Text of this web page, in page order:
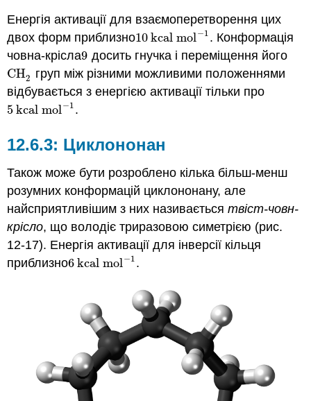
Енергія активації для взаємоперетворення цих
двох форм приблизно10 kcal mol−1
10 kcal mol−1. Конформація
човна-крісла9
9 досить гнучка і переміщення його
CH2
CH2 груп між різними можливими положеннями
відбувається з енергією активації тільки про
5 kcal mol−1
5 kcal mol−1.
Циклононан
Також може бути розроблено кілька більш-менш
розумних конформацій циклононану, але
найсприятливішим з них називаєтьсятвіст-човн-
крісло, що володіє триразовою симетрією (рис.
12-17). Енергія активації для інверсії кільця
приблизно6 kcal mol−1
6 kcal mol−1.